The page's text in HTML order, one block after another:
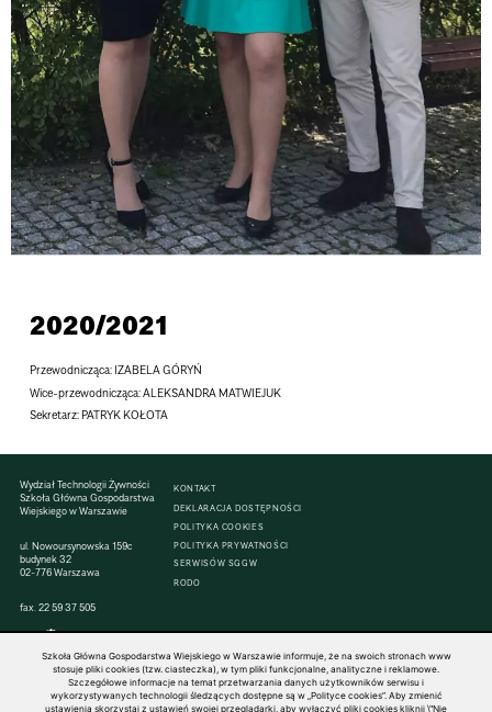
2020/2021
Przewodnicząca: IZABELA GÓRYŃ
Wice-przewodnicząca: ALEKSANDRA MATWIEJUK
Sekretarz: PATRYK KOŁOTA
Wydział Technologii Żywności
Szkoła Główna Gospodarstwa
Wiejskiego w Warszawie
ul. Nowoursynowska 159c
budynek 32
02-776 Warszawa
fax. 22 59 37 505
KONTAKT
DEKLARACJA DOSTĘPNOŚCI
POLITYKA COOKIES
POLITYKA PRYWATNOŚCI
SERWISÓW SGGW
RODO
© 1816–2026 SGGW — ALL RIGHTS RESERVED
Szkoła Główna Gospodarstwa Wiejskiego w Warszawie informuje, że na swoich stronach www
stosuje pliki cookies (tzw. ciasteczka), w tym pliki funkcjonalne, analityczne i reklamowe.
Szczegółowe informacje na temat przetwarzania danych użytkowników serwisu i
wykorzystywanych technologii śledzących dostępne są w „Polityce cookies”. Aby zmienić
ustawienia skorzystaj z ustawień swojej przeglądarki, aby wyłączyć pliki cookies kliknij \"Nie